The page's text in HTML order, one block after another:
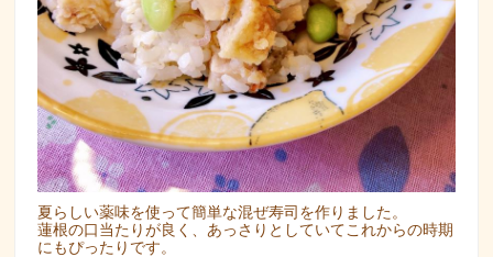
夏らしい薬味を使って簡単な混ぜ寿司を作りました。
蓮根の口当たりが良く、あっさりとしていてこれからの時期
にもぴったりです。